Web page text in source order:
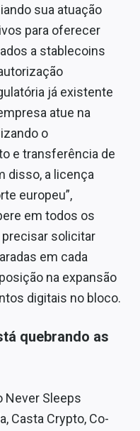
sua atuação
para oferecer
a stablecoins
já existente
atue na
o
e transferência de
disso, a licença
europeu”,
em todos os
solicitar
em cada
na expansão
digitais no bloco.
quebrando as
Never Sleeps
Casta Crypto, Co-